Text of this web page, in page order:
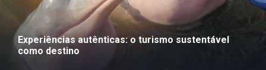
Experiências autênticas: o turismo sustentável
como destino